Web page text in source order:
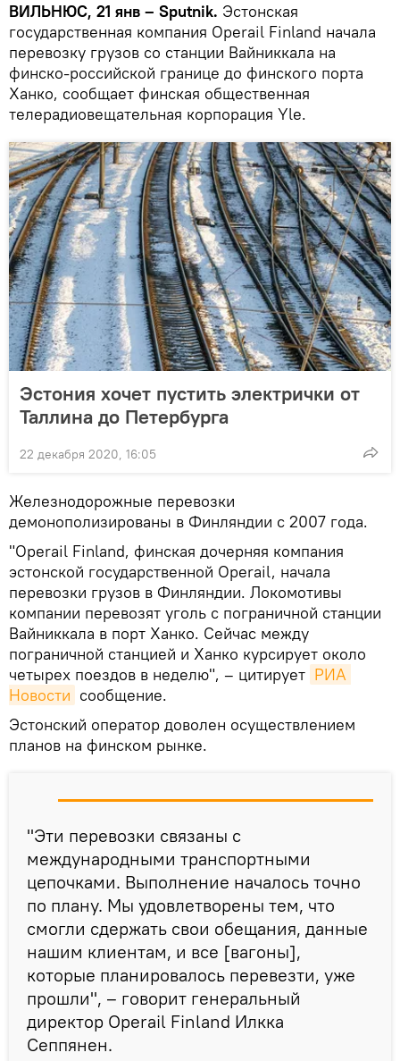
ВИЛЬНЮС, 21 янв – Sputnik. Эстонская
государственная компания Operail Finland начала
перевозку грузов со станции Вайниккала на
финско-российской границе до финского порта
Ханко, сообщает финская общественная
телерадиовещательная корпорация Yle.
Эстония хочет пустить электрички от
Таллина до Петербурга
22 декабря 2020, 16:05
Железнодорожные перевозки
демонополизированы в Финляндии с 2007 года.
"Operail Finland, финская дочерняя компания
эстонской государственной Operail, начала
перевозки грузов в Финляндии. Локомотивы
компании перевозят уголь с пограничной станции
Вайниккала в порт Ханко. Сейчас между
пограничной станцией и Ханко курсирует около
четырех поездов в неделю", – цитирует РИА
Новости сообщение.
Эстонский оператор доволен осуществлением
планов на финском рынке.
"Эти перевозки связаны с
международными транспортными
цепочками. Выполнение началось точно
по плану. Мы удовлетворены тем, что
смогли сдержать свои обещания, данные
нашим клиентам, и все [вагоны],
которые планировалось перевезти, уже
прошли", – говорит генеральный
директор Operail Finland Илкка
Сеппянен.